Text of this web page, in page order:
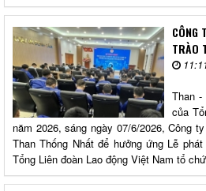
CÔNG
TRÀO
Than -
của
năm 2026, sáng ngày 07/6/2026, Công
Than Thống Nhất để hưởng ứng Lễ
Tổng Liên đoàn Lao động Việt Nam tổ